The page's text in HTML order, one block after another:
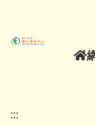
內
:::